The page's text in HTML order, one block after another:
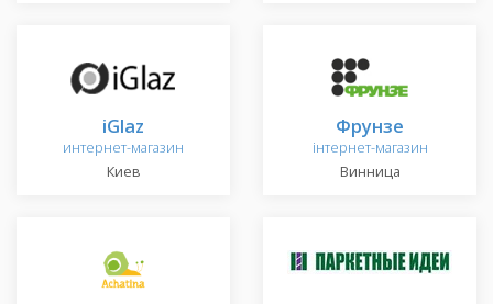
iGlaz
интернет-магазин
Киев
Фрунзе
інтернет-магазин
Винница